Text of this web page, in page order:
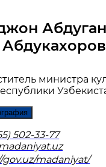
Абдукахоров
министра
502-33-77
gov.uz/madaniyat/